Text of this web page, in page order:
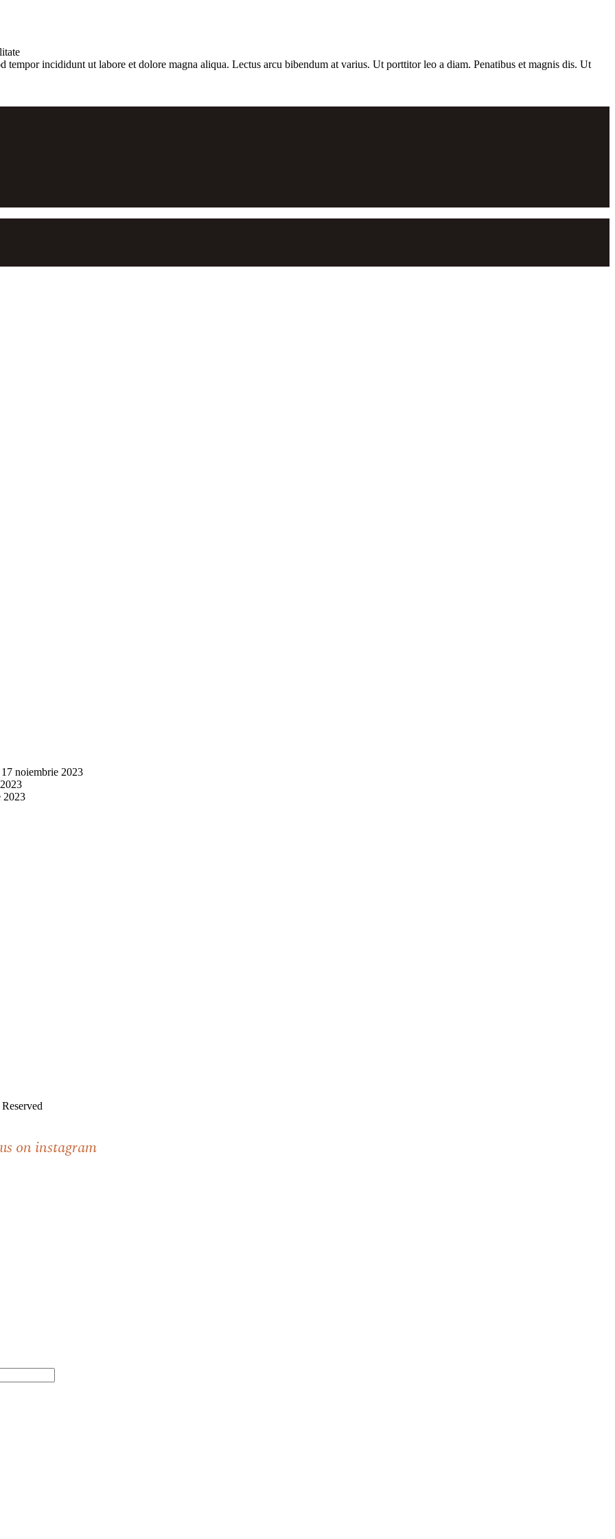
tempor incididunt ut labore et dolore magna aliqua. Lectus arcu bibendum at varius. Ut porttitor leo a diam. Penatibus et magnis dis. Ut
17 noiembrie 2023
2023
on instagram